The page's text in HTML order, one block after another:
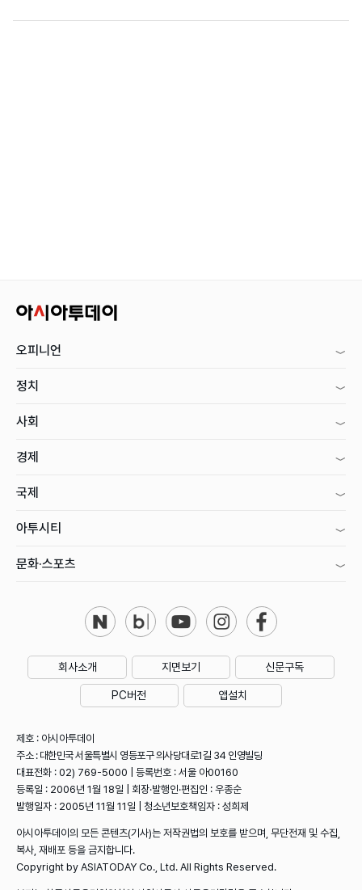
오피니언
정치
사회
경제
국제
아투시티
문화·스포츠
회사소개 지면보기 신문구독
PC버전 앱설치
제호 : 아시아투데이
주소 : 대한민국 서울특별시 영등포구 의사당대로1길 34 인영빌딩
대표전화 : 02) 769-5000 | 등록번호 : 서울 아00160
등록일 : 2006년 1월 18일 | 회장·발행인·편집인 : 우종순
발행일자 : 2005년 11월 11일 | 청소년보호책임자 : 성희제
아시아투데이의 모든 콘텐츠(기사)는 저작권법의 보호를 받으며, 무단전재 및 수집,
복사, 재배포 등을 금지합니다.
Copyright by ASIATODAY Co., Ltd. All Rights Reserved.